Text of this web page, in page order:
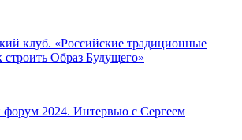
клуб. «Российские традиционные
строить Образ Будущего»
2024. Интервью с Сергеем